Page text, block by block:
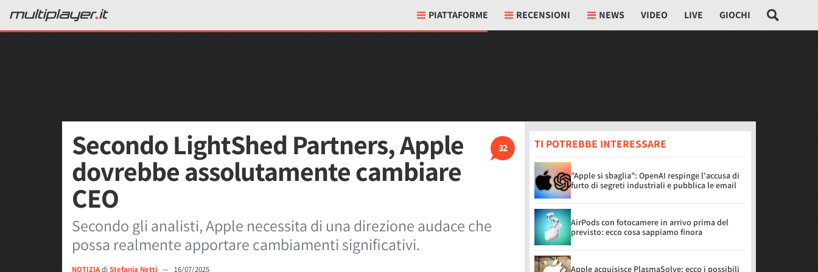
PIATTAFORME RECENSIONI NEWS VIDEO LIVE GIOCHI
32
Secondo LightShed Partners, Apple
dovrebbe assolutamente cambiare
CEO
Secondo gli analisti, Apple necessita di una direzione audace che
possa realmente apportare cambiamenti significativi.
NOTIZIAdi Stefania Netti — 16/07/2025
TI POTREBBE INTERESSARE
"Apple si sbaglia": OpenAI respinge l'accusa di
furto di segreti industriali e pubblica le email
AirPods con fotocamere in arrivo prima del
previsto: ecco cosa sappiamo finora
Apple acquisisce PlasmaSolve: ecco i possibili